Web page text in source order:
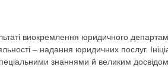
виокремлення юридичного
– надання юридичних послуг.
знаннями й великим досвідом